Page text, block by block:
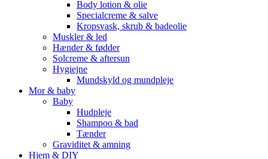
Body lotion & olie
Specialcreme & salve
Kropsvask, skrub & badeolie
Muskler & led
Hænder & fødder
Solcreme & aftersun
Hygiejne
Mundskyld og mundpleje
Mor & baby
Baby
Hudpleje
Shampoo & bad
Tænder
Graviditet & amning
Hjem & DIY